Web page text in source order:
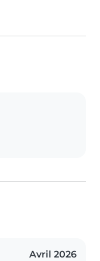
Avril 2026